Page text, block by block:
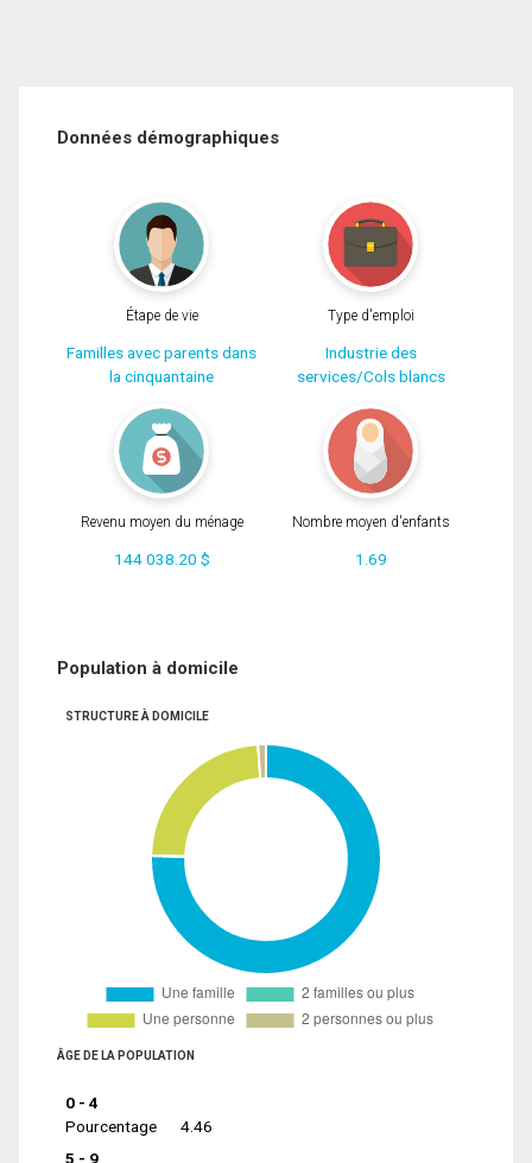
Données démographiques
Étape de vie
Familles avec parents dans
la cinquantaine
Type d'emploi
Industrie des
services/Cols blancs
Revenu moyen du ménage
144 038.20 $
Nombre moyen d'enfants
1.69
Population à domicile
STRUCTURE À DOMICILE
ÂGE DE LA POPULATION
0 - 4
Pourcentage
4.46
5 - 9